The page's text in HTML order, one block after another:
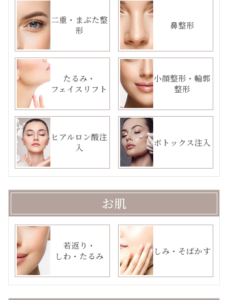
二重・まぶた整
形
鼻整形
たるみ・
フェイスリフト
小顔整形・輪郭
整形
ヒアルロン酸注
入
ボトックス注入
お肌
若返り・
しわ・たるみ
しみ・そばかす